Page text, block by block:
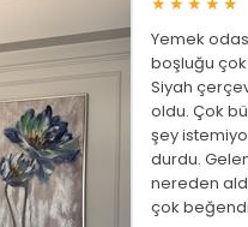
Yemek
boşluğu
Siyah
oldu. Çok
şey
durdu.
nereden
çok